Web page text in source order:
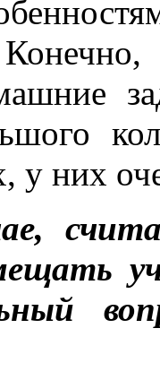
у них